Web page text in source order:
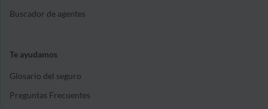
Buscador de agentes
Te ayudamos
Glosario del seguro
Preguntas Frecuentes